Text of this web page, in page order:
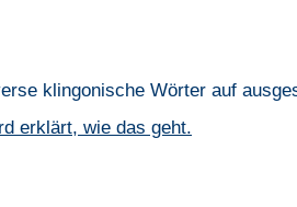
erklärt, wie das geht.